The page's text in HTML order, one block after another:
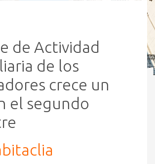
de Actividad
de los
crece un
el segundo